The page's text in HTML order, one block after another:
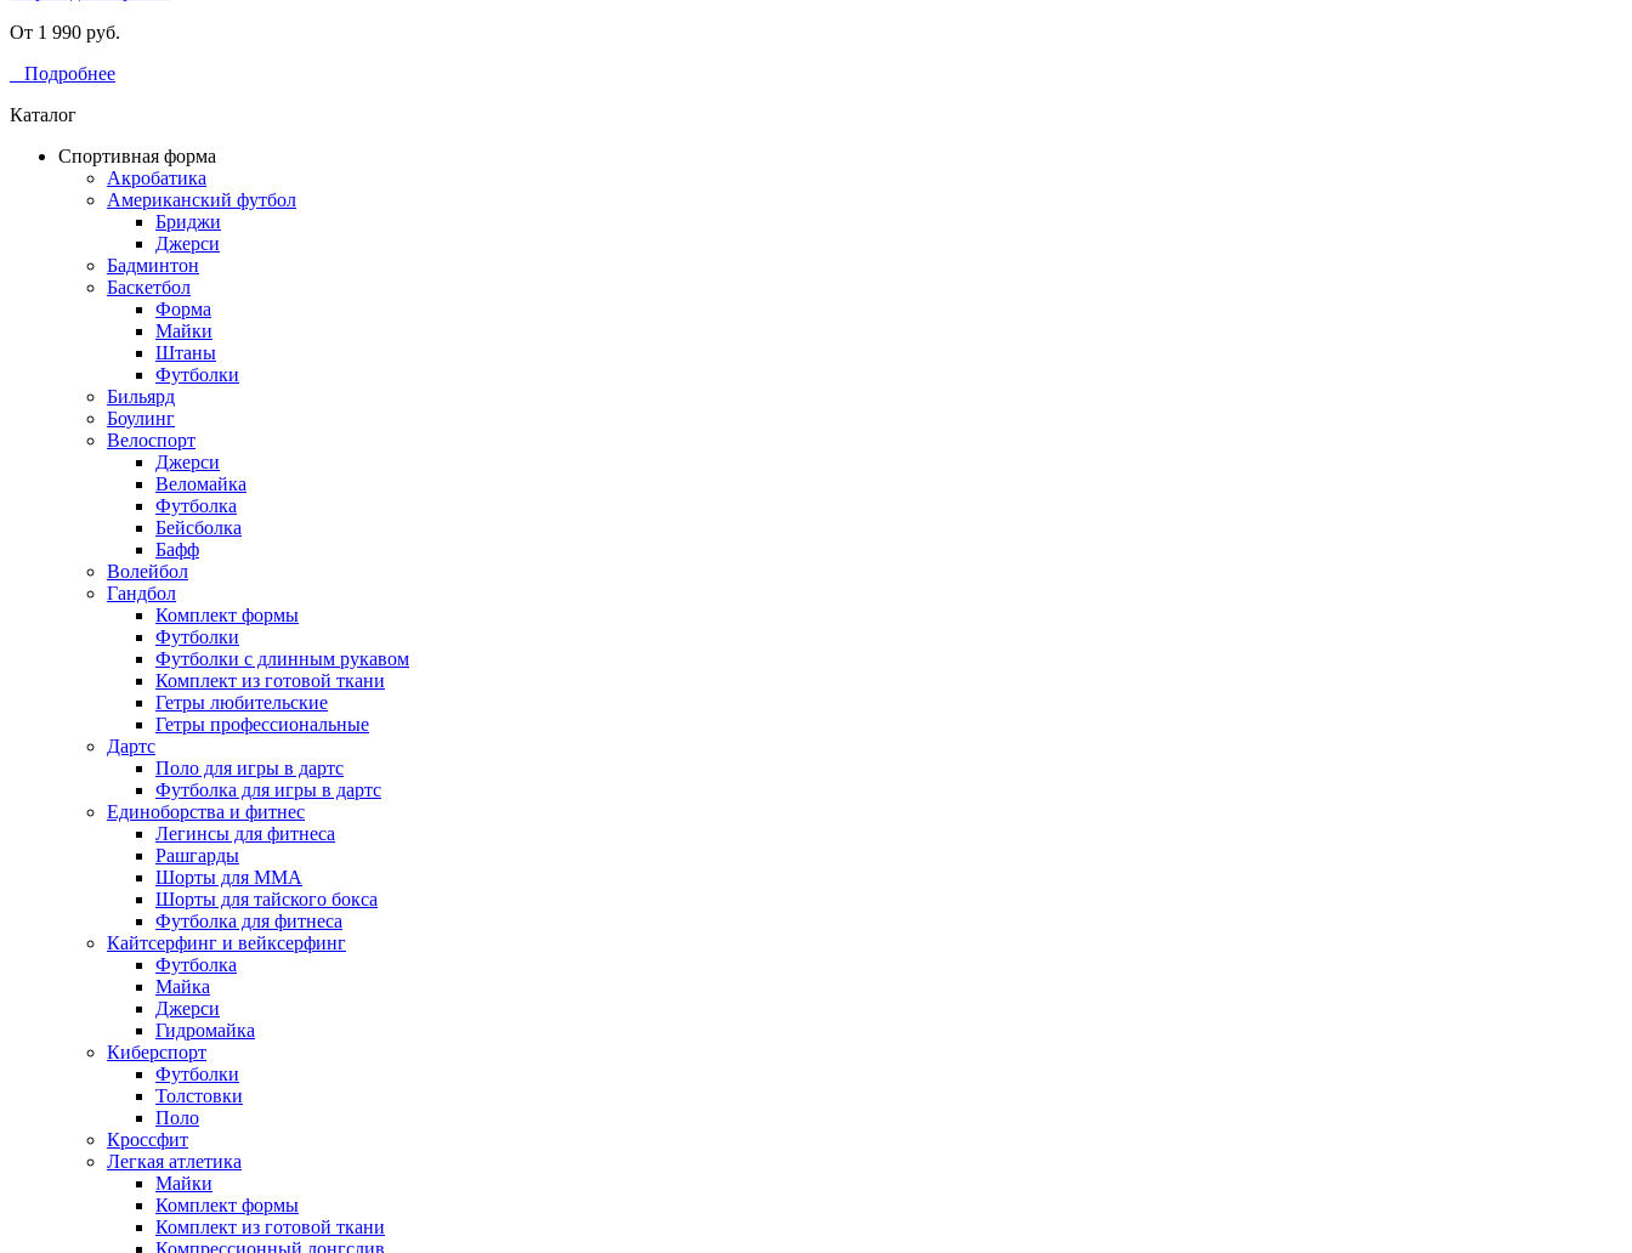
От 1 990 руб.
Подробнее
Каталог
Спортивная форма
Акробатика
Американский футбол
Бриджи
Джерси
Бадминтон
Баскетбол
Форма
Майки
Штаны
Футболки
Бильярд
Боулинг
Велоспорт
Джерси
Веломайка
Футболка
Бейсболка
Бафф
Волейбол
Гандбол
Комплект формы
Футболки
Футболки с длинным рукавом
Комплект из готовой ткани
Гетры любительские
Гетры профессиональные
Дартс
Поло для игры в дартс
Футболка для игры в дартс
Единоборства и фитнес
Легинсы для фитнеса
Рашгарды
Шорты для MMA
Шорты для тайского бокса
Футболка для фитнеса
Кайтсерфинг и вейксерфинг
Футболка
Майка
Джерси
Гидромайка
Киберспорт
Футболки
Толстовки
Поло
Кроссфит
Легкая атлетика
Майки
Комплект формы
Комплект из готовой ткани
Компрессионный лонгслив